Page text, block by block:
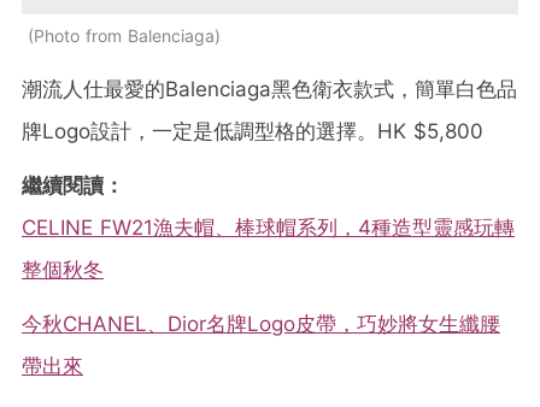
Photo from Balenciaga
潮流人仕最愛的Balenciaga黑色衛衣款式，簡單白色品
牌Logo設計，一定是低調型格的選擇。HK $5,800
繼續閱讀：
CELINE FW21漁夫帽、棒球帽系列，4種造型靈感玩轉
整個秋冬
今秋CHANEL、Dior名牌Logo皮帶，巧妙將女生纖腰
帶出來